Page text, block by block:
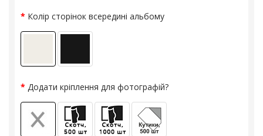
Колір сторінок всередині альбому
Додати кріплення для фотографій?